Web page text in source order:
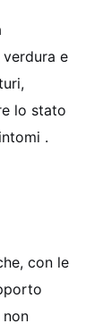
e
lo stato
.
con le